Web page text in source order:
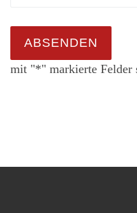
mit "*" markierte Felder